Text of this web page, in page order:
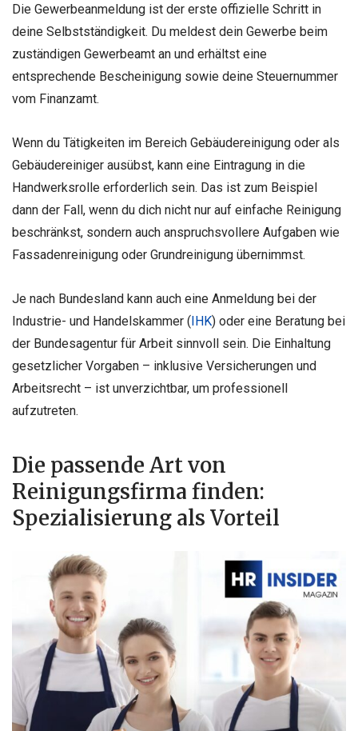
Die Gewerbeanmeldung ist der erste offizielle Schritt in
deine Selbstständigkeit. Du meldest dein Gewerbe beim
zuständigen Gewerbeamt an und erhältst eine
entsprechende Bescheinigung sowie deine Steuernummer
vom Finanzamt.
Wenn du Tätigkeiten im Bereich Gebäudereinigung oder als
Gebäudereiniger ausübst, kann eine Eintragung in die
Handwerksrolle erforderlich sein. Das ist zum Beispiel
dann der Fall, wenn du dich nicht nur auf einfache Reinigung
beschränkst, sondern auch anspruchsvollere Aufgaben wie
Fassadenreinigung oder Grundreinigung übernimmst.
Je nach Bundesland kann auch eine Anmeldung bei der
Industrie- und Handelskammer (IHK) oder eine Beratung bei
der Bundesagentur für Arbeit sinnvoll sein. Die Einhaltung
gesetzlicher Vorgaben – inklusive Versicherungen und
Arbeitsrecht – ist unverzichtbar, um professionell
aufzutreten.
Die passende Art von
Reinigungsfirma finden:
Spezialisierung als Vorteil